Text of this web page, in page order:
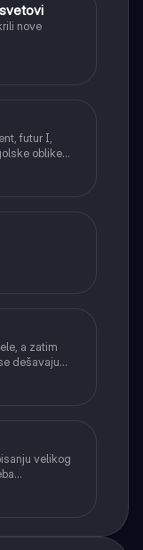
nove
futur I,
oblike
vid
a zatim
dešavaju
u rečima
i mestu
velikog
u